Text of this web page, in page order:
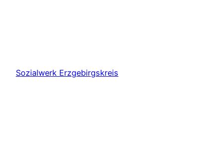
Sozialwerk Erzgebirgskreis